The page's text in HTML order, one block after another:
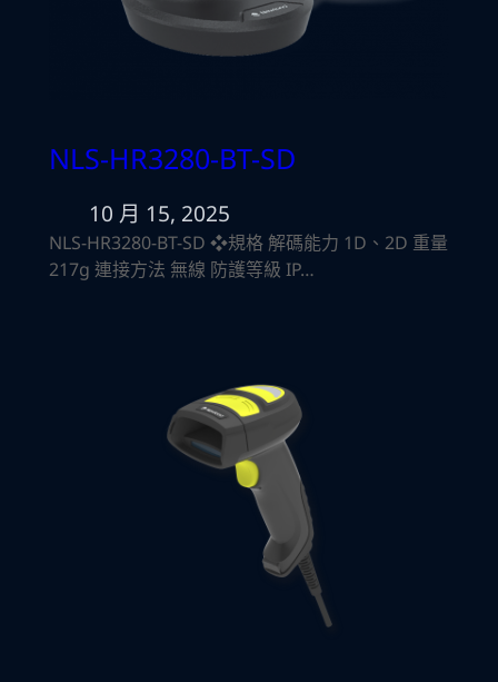
NLS-HR3280-BT-SD
10 月 15, 2025
NLS-HR3280-BT-SD ❖規格 解碼能力 1D、2D 重量
217g 連接方法 無線 防護等級 IP…